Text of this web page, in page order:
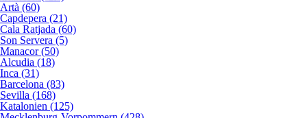
Artà (60)
Capdepera (21)
Cala Ratjada (60)
Son Servera (5)
Manacor (50)
Alcudia (18)
Inca (31)
Barcelona (83)
Sevilla (168)
Katalonien (125)